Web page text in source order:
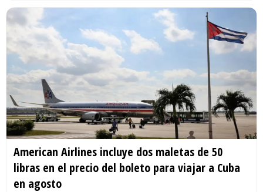
American Airlines incluye dos maletas de 50
libras en el precio del boleto para viajar a Cuba
en agosto